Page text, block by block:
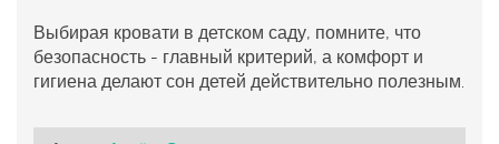
Выбирая кровати в детском саду, помните, что
безопасность - главный критерий, а комфорт и
гигиена делают сон детей действительно полезным.